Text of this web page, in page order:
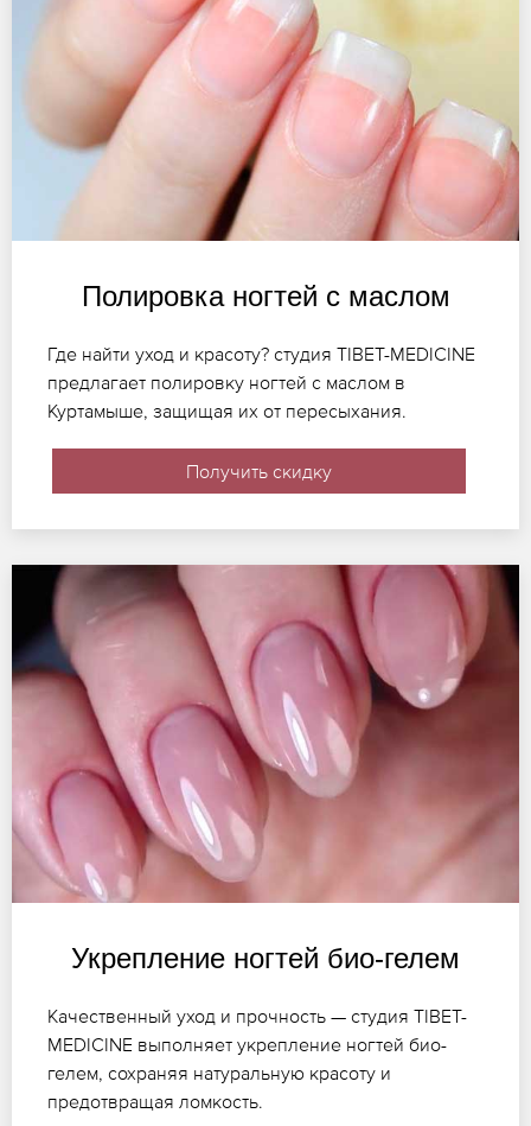
Полировка ногтей с маслом
Где найти уход и красоту? студия TIBET-MEDICINE
предлагает полировку ногтей с маслом в
Куртамыше, защищая их от пересыхания.
Получить скидку
Укрепление ногтей био-гелем
Качественный уход и прочность — студия TIBET-
MEDICINE выполняет укрепление ногтей био-
гелем, сохраняя натуральную красоту и
предотвращая ломкость.